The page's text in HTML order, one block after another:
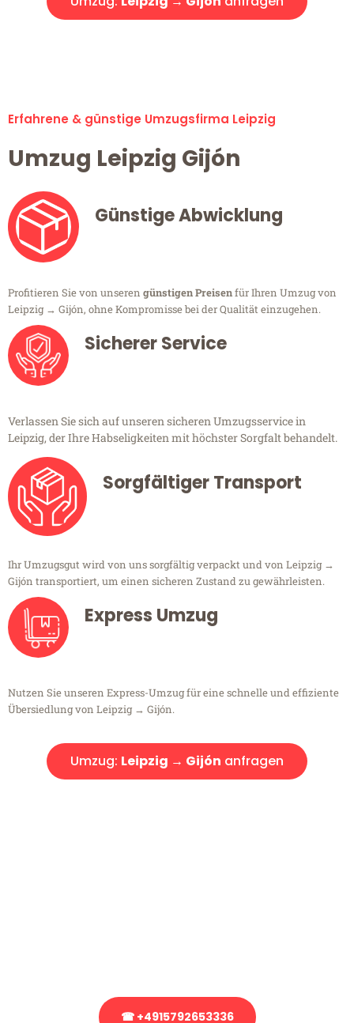
Erfahrene & günstige Umzugsfirma Leipzig
Umzug Leipzig Gijón
Günstige Abwicklung
Profitieren Sie von unseren günstigen Preisenfür Ihren Umzug von
Leipzig → Gijón, ohne Kompromisse bei der Qualität einzugehen.
Sicherer Service
Verlassen Sie sich auf unseren sicheren Umzugsservice in
Leipzig, der Ihre Habseligkeiten mit höchster Sorgfalt behandelt.
Sorgfältiger Transport
Ihr Umzugsgut wird von uns sorgfältig verpackt und von Leipzig →
Gijón transportiert, um einen sicheren Zustand zu gewährleisten.
Express Umzug
Nutzen Sie unseren Express-Umzug für eine schnelle und effiziente
Übersiedlung von Leipzig → Gijón.
Umzug: Leipzig → Gijón anfragen
☎ +4915792653336